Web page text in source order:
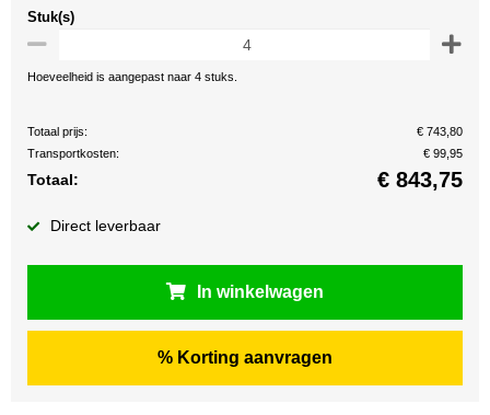
Stuk(s)
Hoeveelheid is aangepast naar 4 stuks.
Totaal prijs:
€ 743,80
Transportkosten:
€ 99,95
Totaal: € 843,75
Direct leverbaar
In winkelwagen
% Korting aanvragen